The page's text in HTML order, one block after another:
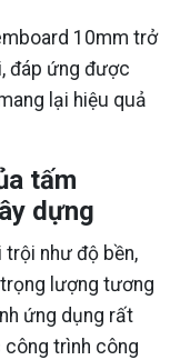
10mm trở
đáp ứng được
lại hiệu quả
tấm
dựng
như độ bền,
lượng tương
ứng dụng rất
công trình công